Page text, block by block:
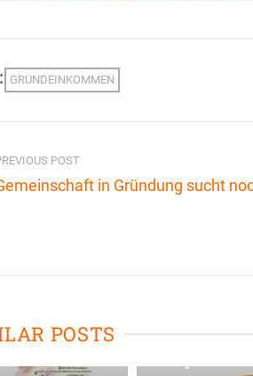
GRUNDEINKOMMEN
POST
in Gründung sucht
POSTS
– MLR
Werde